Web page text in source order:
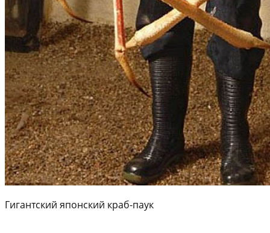
Гигантский японский краб-паук